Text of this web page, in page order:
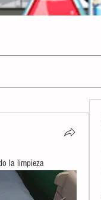
la limpieza